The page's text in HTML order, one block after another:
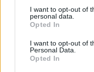
I want to opt-out of
personal data.
Opted In
I want to opt-out of
Personal Data.
Opted In
Τρόπος Ζωής
Η πιο σπάνια
να ακούς
27.07.26